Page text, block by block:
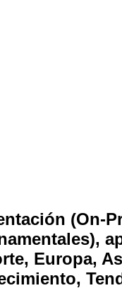
(On-
Europa,